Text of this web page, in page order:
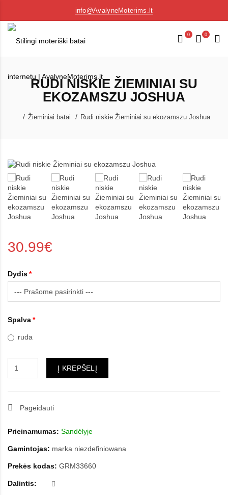
info@AvalyneMoterims.lt
0 0
RUDI NISKIE ŽIEMINIAI SU
EKOZAMSZU JOSHUA
Žieminiai batai Rudi niskie Žieminiai su ekozamszu Joshua
30.99€
Dydis
Spalva
ruda
Į KREPŠELĮ
Pageidauti
Prieinamumas: Sandėlyje
Gamintojas: marka niezdefiniowana
Prekės kodas: GRM33660
Dalintis: